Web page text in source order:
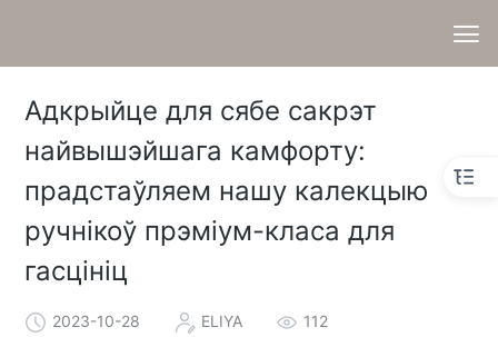
Адкрыйце для сябе сакрэт
найвышэйшага камфорту:
прадстаўляем нашу калекцыю
ручнікоў прэміум-класа для
гасцініц
2023-10-28 ELIYA 112